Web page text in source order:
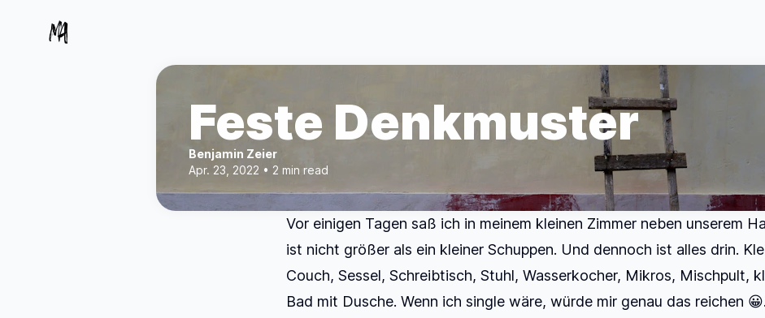
Feste Denkmuster
Benjamin Zeier
Apr. 23, 2022 • 2 min read
Vor einigen Tagen saß ich in meinem kleinen Zimmer neben unserem
ist nicht größer als ein kleiner Schuppen. Und dennoch ist alles drin.
Couch, Sessel, Schreibtisch, Stuhl, Wasserkocher, Mikros, Mischpult,
Bad mit Dusche. Wenn ich single wäre, würde mir genau das reichen 😀.